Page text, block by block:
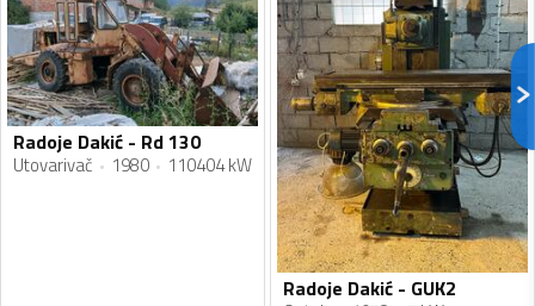
Radoje Dakić - Rd 130
Utovarivač 1980 110404 kW
Radoje Dakić - GUK2